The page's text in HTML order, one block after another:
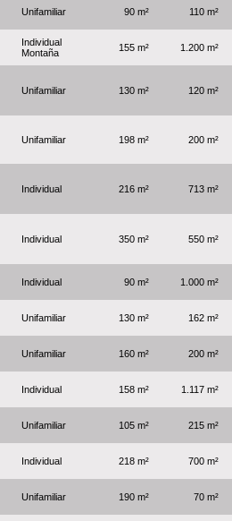
Unifamiliar 90 m² 110 m²
Individual
Montaña
155 m² 1.200 m²
Unifamiliar 130 m² 120 m²
Unifamiliar 198 m² 200 m²
Individual 216 m² 713 m²
Individual 350 m² 550 m²
Individual 90 m² 1.000 m²
Unifamiliar 130 m² 162 m²
Unifamiliar 160 m² 200 m²
Individual 158 m² 1.117 m²
Unifamiliar 105 m² 215 m²
Individual 218 m² 700 m²
Unifamiliar 190 m² 70 m²